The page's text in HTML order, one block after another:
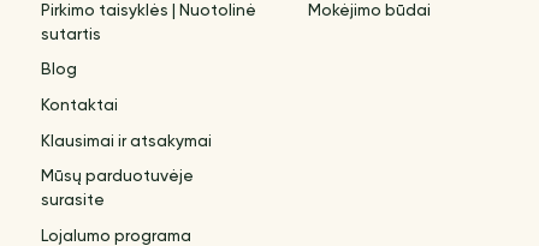
Pirkimo taisyklės | Nuotolinė
sutartis
Blog
Kontaktai
Klausimai ir atsakymai
Mūsų parduotuvėje
surasite
Lojalumo programa
Mokėjimo būdai